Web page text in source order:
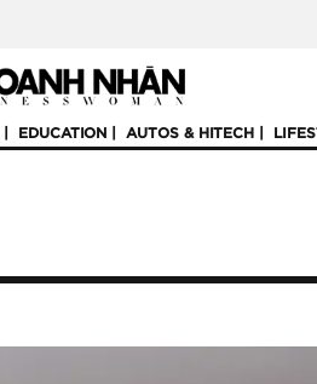
EDUCATION AUTOS & HITECH